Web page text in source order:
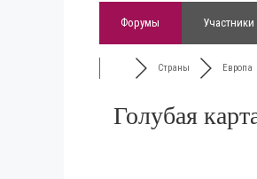
Форумы Участники
Страны Европа
Голубая